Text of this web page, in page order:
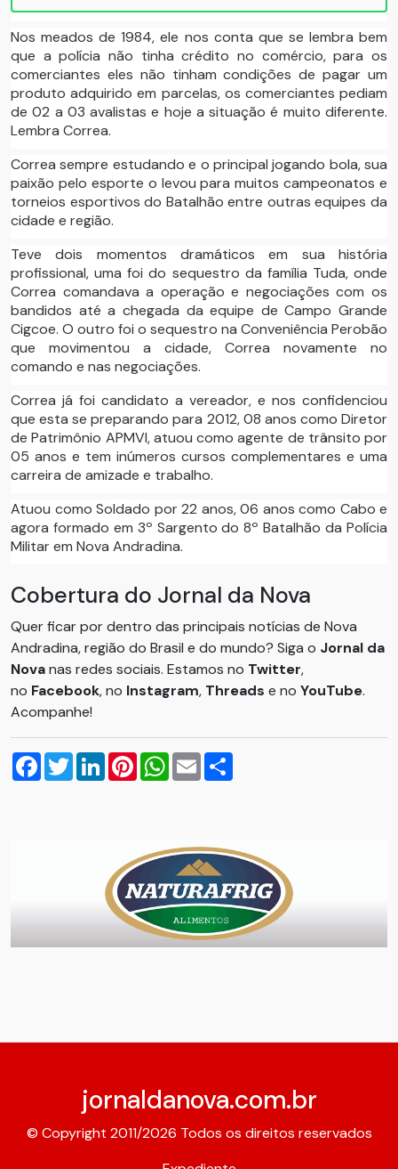
Nos meados de 1984, ele nos conta que se lembra bem
que a polícia não tinha crédito no comércio, para os
comerciantes eles não tinham condições de pagar um
produto adquirido em parcelas, os comerciantes pediam
de 02 a 03 avalistas e hoje a situação é muito diferente.
Lembra Correa.
Correa sempre estudando e o principal jogando bola, sua
paixão pelo esporte o levou para muitos campeonatos e
torneios esportivos do Batalhão entre outras equipes da
cidade e região.
Teve dois momentos dramáticos em sua história
profissional, uma foi do sequestro da família Tuda, onde
Correa comandava a operação e negociações com os
bandidos até a chegada da equipe de Campo Grande
Cigcoe. O outro foi o sequestro na Conveniência Perobão
que movimentou a cidade, Correa novamente no
comando e nas negociações.
Correa já foi candidato a vereador, e nos confidenciou
que esta se preparando para 2012, 08 anos como Diretor
de Patrimônio APMVI, atuou como agente de trânsito por
05 anos e tem inúmeros cursos complementares e uma
carreira de amizade e trabalho.
Atuou como Soldado por 22 anos, 06 anos como Cabo e
agora formado em 3º Sargento do 8º Batalhão da Polícia
Militar em Nova Andradina.
Cobertura do Jornal da Nova
Quer ficar por dentro das principais notícias de Nova
Andradina, região do Brasil e do mundo? Siga o Jornal da
Novanas redes sociais. Estamos no Twitter,
no Facebook, no Instagram, Threads e no YouTube.
Acompanhe!
Facebook
TwitterLinkedInPinterestWhatsApp
Email
jornaldanova.com.br
© Copyright 2011/2026 Todos os direitos reservados